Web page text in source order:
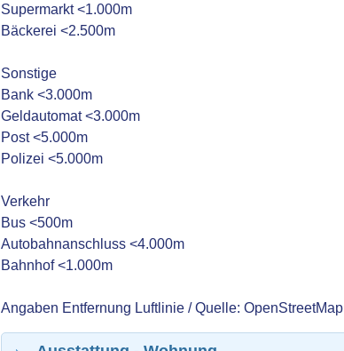
Supermarkt <1.000m
Bäckerei <2.500m
Sonstige
Bank <3.000m
Geldautomat <3.000m
Post <5.000m
Polizei <5.000m
Verkehr
Bus <500m
Autobahnanschluss <4.000m
Bahnhof <1.000m
Angaben Entfernung Luftlinie / Quelle: OpenStreetMap